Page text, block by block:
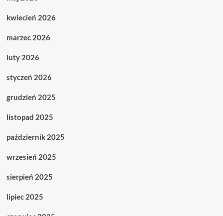
kwiecień 2026
marzec 2026
luty 2026
styczeń 2026
grudzień 2025
listopad 2025
październik 2025
wrzesień 2025
sierpień 2025
lipiec 2025